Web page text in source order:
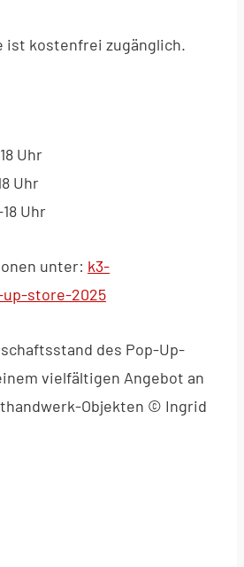
ist kostenfrei zugänglich.
Uhr
Uhr
Uhr
unter: k3-
store-2025
des Pop-Up-
vielfältigen Angebot an
Objekten © Ingrid